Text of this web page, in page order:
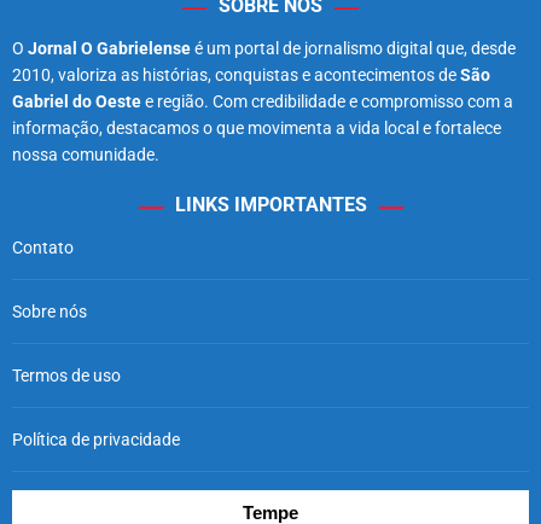
SOBRE NÓS
O Jornal O Gabrielenseé um portal de jornalismo digital que, desde
2010, valoriza as histórias, conquistas e acontecimentos deSão
Gabriel do Oestee região. Com credibilidade e compromisso com a
informação, destacamos o que movimenta a vida local e fortalece
nossa comunidade.
LINKS IMPORTANTES
Contato
Sobre nós
Termos de uso
Política de privacidade
Tempe